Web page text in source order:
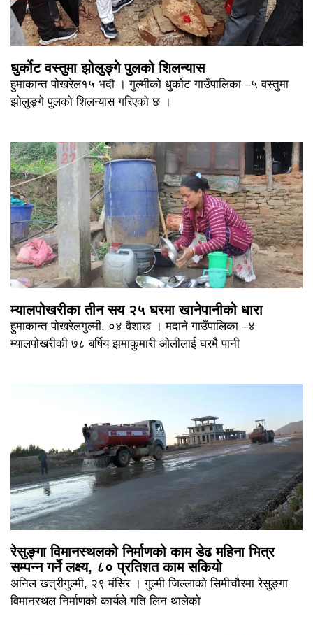
धुर्कोट वस्तुमा झोलुङ्गे पुलको शिलन्यास
हुमाकान्त पोखरेल१५ भदौ । गुल्मीको धुर्कोट गाउँपालिका –५ वस्तुमा
झोलुङ्गे पुलको शिलन्यास गरिएको छ ।
म्यालपोखरीका तीन सय २५ घरमा खानेपानीको धारा
हुमाकान्त पोखरेलगुल्मी, ०४ वैशाख । मदाने गाउँपालिका –४
म्यालपोखरीकी ७८ बर्षिय झमाकुमारी ओलीलाई घरमै पानी
रेसुङ्गा विमानस्थलको निर्माणको काम डेढ महिना भित्र
सम्पन्न गर्ने लक्ष्य, ८० प्रतिशत काम सकियो
अनिल खत्रीगुल्मी, २९ मंसिर । गुल्मी जिल्लाको सिमीचौरमा रेसुङ्गा
विमानस्थल निर्माणको कार्यले गति लिन थालेको